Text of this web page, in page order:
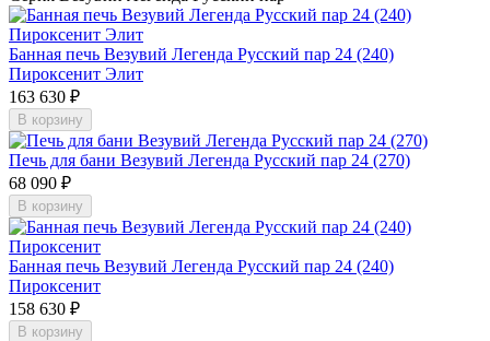
Банная печь Везувий Легенда Русский пар 24 (240)
Пироксенит Элит
163 630 ₽
В корзину
Печь для бани Везувий Легенда Русский пар 24 (270)
68 090 ₽
В корзину
Банная печь Везувий Легенда Русский пар 24 (240)
Пироксенит
158 630 ₽
В корзину